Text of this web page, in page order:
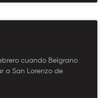
cuando Belgrano
a San Lorenzo de